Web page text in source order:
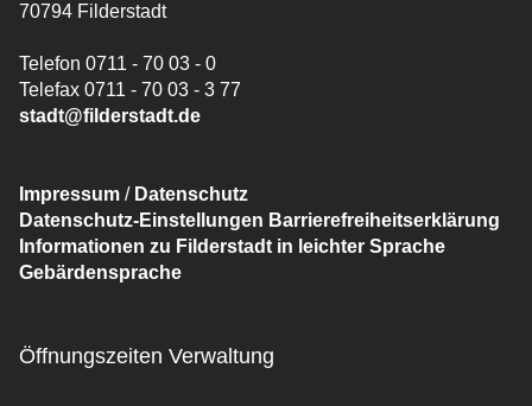
70794 Filderstadt
Telefon 0711 - 70 03 - 0
Telefax 0711 - 70 03 - 3 77
stadt@filderstadt.de
Impressum / Datenschutz
Datenschutz-Einstellungen Barrierefreiheitserklärung
Informationen zu Filderstadt in leichter Sprache
Gebärdensprache
Öffnungszeiten Verwaltung